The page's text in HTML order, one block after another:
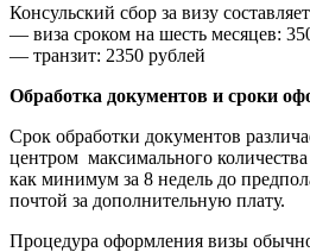
Консульский сбор за визу
— виза сроком на шесть месяцев:
— транзит: 2350 рублей
Обработка документов и сроки
Срок обработки документов
центром максимального
как минимум за 8 недель до
почтой за дополнительную плату.
Процедура оформления визы